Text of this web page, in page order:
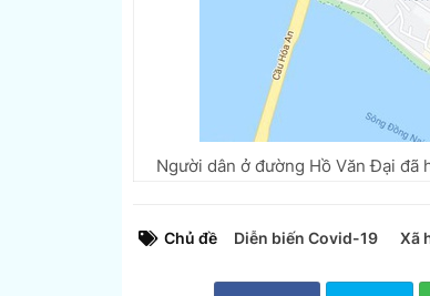
Người dân ở đường Hồ Văn Đại đã
Chủ đề Diễn biến Covid-19 Xã